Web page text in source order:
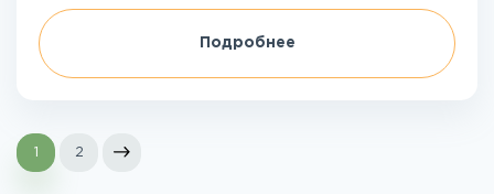
Подробнее
1 2